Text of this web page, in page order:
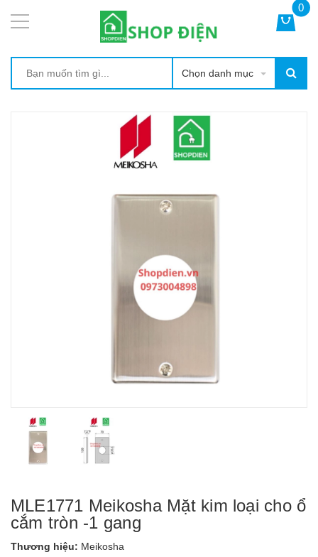
Chọn danh mục
0
MLE1771 Meikosha Mặt kim loại cho ổ
cắm tròn -1 gang
Thương hiệu: Meikosha